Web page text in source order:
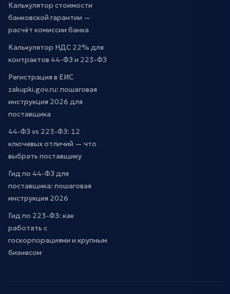
Калькулятор стоимости
банковской гарантии —
расчёт комиссии банка
Калькулятор НДС 22% для
контрактов 44-ФЗ и 223-ФЗ
Регистрация в ЕИС
zakupki.gov.ru: пошаговая
инструкция 2026 для
поставщика
44-ФЗ vs 223-ФЗ: 12
ключевых отличий — что
выбрать поставщику
Гид по 44-ФЗ для
поставщика: пошаговая
инструкция 2026
Гид по 223-ФЗ: как
работать с
госкорпорациями и крупным
бизнесом